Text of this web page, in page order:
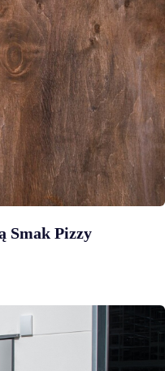
Smak Pizzy